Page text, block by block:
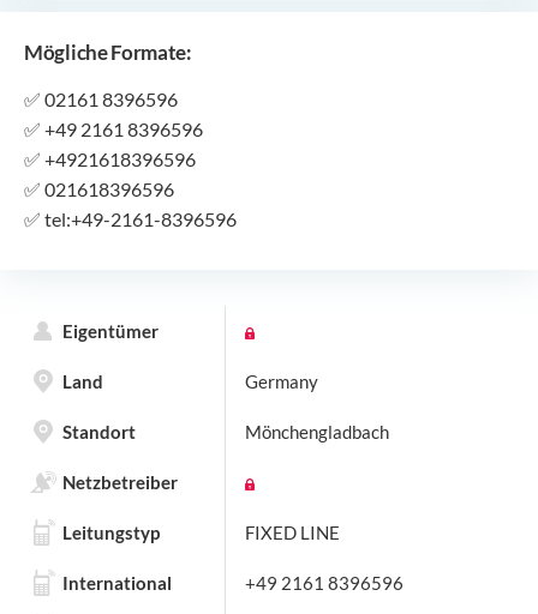
Mögliche Formate:
✅ 02161 8396596
✅ +49 2161 8396596
✅ +4921618396596
✅ 021618396596
✅ tel:+49-2161-8396596
Eigentümer
Land Germany
Standort Mönchengladbach
Netzbetreiber
Leitungstyp FIXED LINE
International +49 2161 8396596